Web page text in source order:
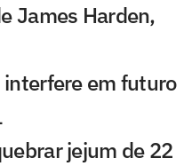
James Harden,
em futuro
jejum de 22